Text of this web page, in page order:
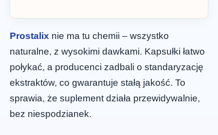
Prostalix nie ma tu chemii – wszystko
naturalne, z wysokimi dawkami. Kapsułki łatwo
połykać, a producenci zadbali o standaryzację
ekstraktów, co gwarantuje stałą jakość. To
sprawia, że suplement działa przewidywalnie,
bez niespodzianek.